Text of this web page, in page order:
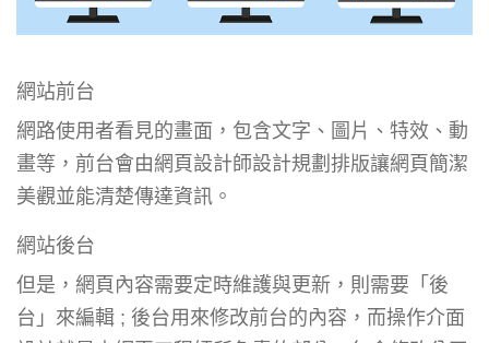
網站前台
網路使用者看見的畫面，包含文字、圖片、特效、動
畫等，前台會由網頁設計師設計規劃排版讓網頁簡潔
美觀並能清楚傳達資訊。
網站後台
但是，網頁內容需要定時維護與更新，則需要「後
台」來編輯 ; 後台用來修改前台的內容，而操作介面